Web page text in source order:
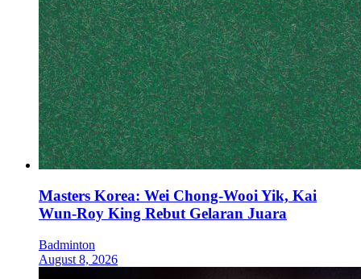
Masters Korea: Wei Chong-Wooi Yik, Kai
Wun-Roy King Rebut Gelaran Juara
Badminton
August 8, 2026